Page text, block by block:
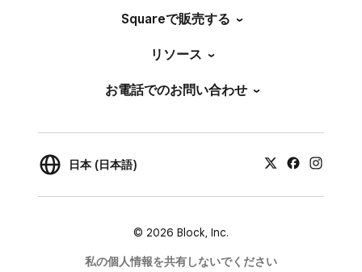
Squareで販売する
リソース
お電話でのお問い合わせ
日本 (日本語)
© 2026 Block, Inc.
私の個人情報を共有しないでください